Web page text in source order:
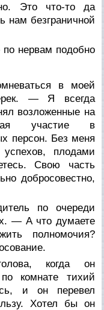
Это что-то да
нам безграничной
нервам подобно
в моей
— Я всегда
возложенные на
участие в
персон. Без меня
плодами
Свою часть
добросовестно,
по очереди
— А что думаете
полномочия?
когда он
комнате тихий
и он перевел
Хотел бы он